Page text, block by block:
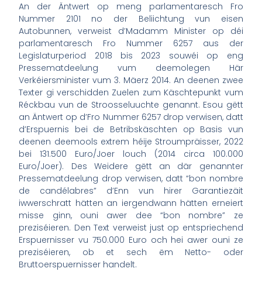
An der Äntwert op meng parlamentaresch Fro
Nummer 2101 no der Beliichtung vun eisen
Autobunnen, verweist d’Madamm Minister op déi
parlamentaresch Fro Nummer 6257 aus der
Legislaturperiod 2018 bis 2023 souwéi op eng
Pressematdeelung vum deemolegen Här
Verkéiersminister vum 3. Mäerz 2014. An deenen zwee
Texter gi verschidden Zuelen zum Käschtepunkt vum
Réckbau vun de Stroosseluuchte genannt. Esou gëtt
an Äntwert op d’Fro Nummer 6257 drop verwisen, datt
d’Erspuernis bei de Betribskäschten op Basis vun
deenen deemools extrem héije Stroumpräisser, 2022
bei 131.500 Euro/Joer louch (2014 circa 100.000
Euro/Joer). Des Weidere gëtt an där genannter
Pressematdeelung drop verwisen, datt “bon nombre
de candélabres” d’Enn vun hirer Garantiezäit
iwwerschratt hätten an iergendwann hätten erneiert
misse ginn, ouni awer dee “bon nombre” ze
preziséieren. Den Text verweist just op entspriechend
Erspuernisser vu 750.000 Euro och hei awer ouni ze
preziséieren, ob et sech ëm Netto- oder
Bruttoerspuernisser handelt.